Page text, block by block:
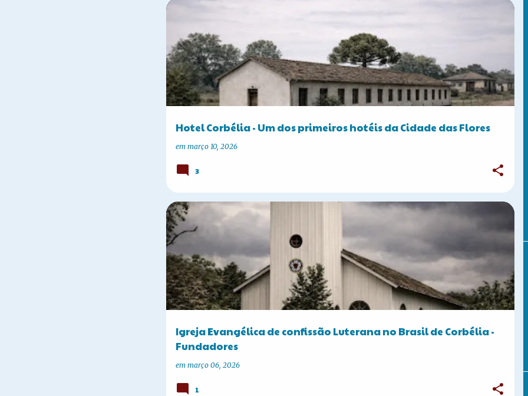
Hotel Corbélia - Um dos primeiros hotéis da Cidade das Flores
em março 10, 2026
3
Igreja Evangélica de confissão Luterana no Brasil de Corbélia -
Fundadores
em março 06, 2026
A HISTÓRIA DE CORBÉLIA
1